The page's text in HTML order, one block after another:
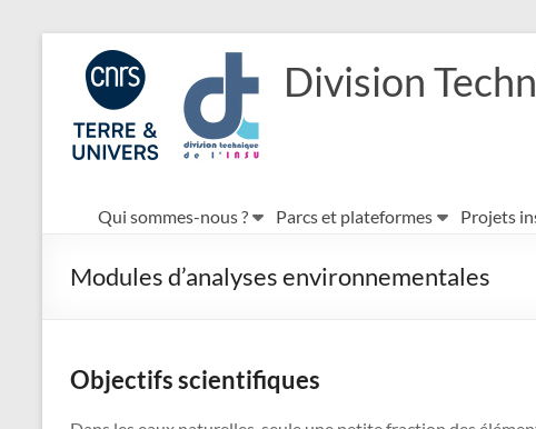
contenu
Division
Qui sommes-nous ? Parcs et plateformes Projets
Modules d’analyses environnementales
Objectifs scientifiques